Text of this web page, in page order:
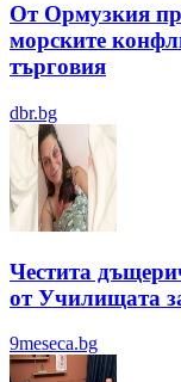
От Ормузкия
морските
търговия
dbr.bg
Честита
от Училищата
9meseca.bg